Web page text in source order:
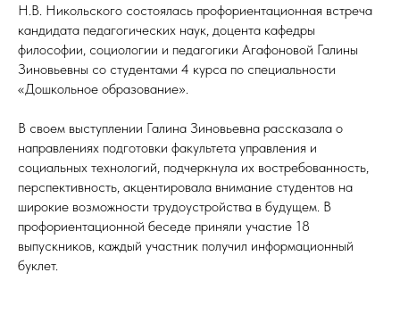
Н.В. Никольского состоялась профориентационная встреча
кандидата педагогических наук, доцента кафедры
философии, социологии и педагогики Агафоновой Галины
Зиновьевны со студентами 4 курса по специальности
«Дошкольное образование».
В своем выступлении Галина Зиновьевна рассказала о
направлениях подготовки факультета управления и
социальных технологий, подчеркнула их востребованность,
перспективность, акцентировала внимание студентов на
широкие возможности трудоустройства в будущем. В
профориентационной беседе приняли участие 18
выпускников, каждый участник получил информационный
буклет.